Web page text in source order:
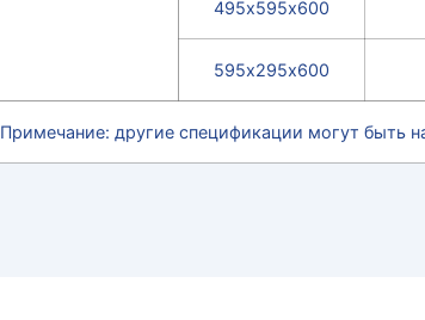
495х595х600
595х295х600
Примечание: другие спецификации могут быть